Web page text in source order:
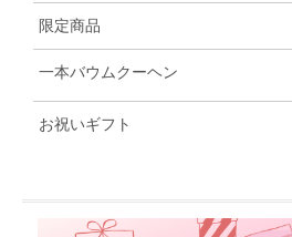
限定商品
一本バウムクーヘン
お祝いギフト